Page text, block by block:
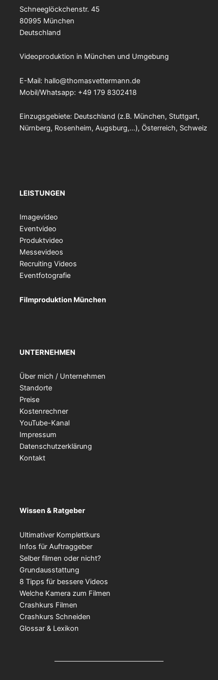
Schneeglöckchenstr. 45
80995 München
Deutschland
Videoproduktion in München und Umgebung
E-Mail: hallo@thomasvettermann.de
Mobil/Whatsapp: +49 179 8302418
Einzugsgebiete: Deutschland (z.B. München, Stuttgart,
Nürnberg, Rosenheim, Augsburg,…), Österreich, Schweiz
LEISTUNGEN
Imagevideo
Eventvideo
Produktvideo
Messevideos
Recruiting Videos
Eventfotografie
Filmproduktion München
UNTERNEHMEN
Über mich / Unternehmen
Standorte
Preise
Kostenrechner
YouTube-Kanal
Impressum
Datenschutzerklärung
Kontakt
Wissen & Ratgeber
Ultimativer Komplettkurs
Infos für Auftraggeber
Selber filmen oder nicht?
Grundausstattung
8 Tipps für bessere Videos
Welche Kamera zum Filmen
Crashkurs Filmen
Crashkurs Schneiden
Glossar & Lexikon